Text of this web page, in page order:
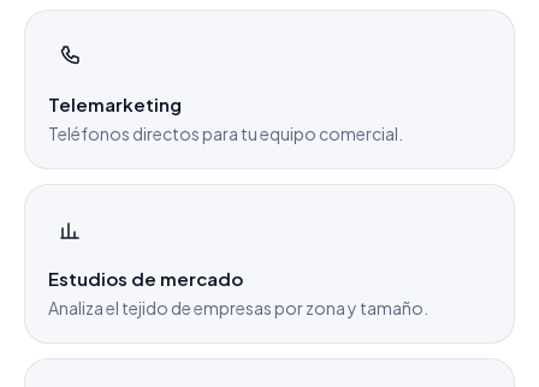
Telemarketing
Teléfonos directos para tu equipo comercial.
Estudios de mercado
Analiza el tejido de empresas por zona y tamaño.